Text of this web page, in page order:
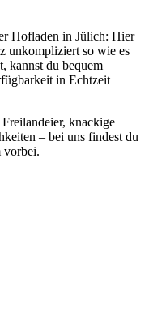
Hofladen in Jülich: Hier
unkompliziert so wie es
kannst du bequem
in Echtzeit
knackige
– bei uns findest du
vorbei.